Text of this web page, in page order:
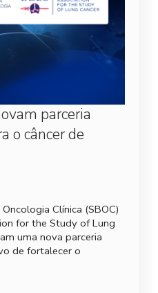
parceria
o câncer de
Clínica (SBOC)
for the Study of Lung
uma nova parceria
de fortalecer o